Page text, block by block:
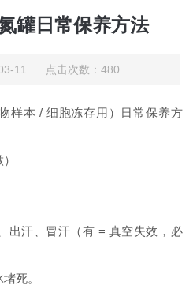
罐日常保养方法
03-11 点击次数：480
样本 / 细胞冻存用）日常保养方
出汗、冒汗（有 = 真空失效，必
死。